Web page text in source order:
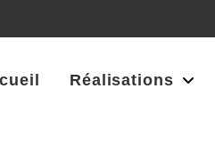
Réalisations